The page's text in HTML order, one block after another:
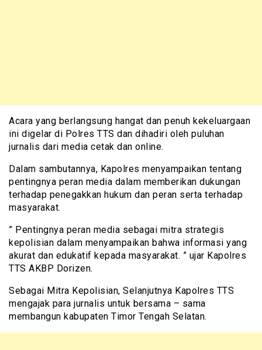
Acara yang berlangsung hangat dan penuh kekeluargaan
ini digelar di Polres TTS dan dihadiri oleh puluhan
jurnalis dari media cetak dan online.
Dalam sambutannya, Kapolres menyampaikan tentang
pentingnya peran media dalam memberikan dukungan
terhadap penegakkan hukum dan peran serta terhadap
masyarakat.
” Pentingnya peran media sebagai mitra strategis
kepolisian dalam menyampaikan bahwa informasi yang
akurat dan edukatif kepada masyarakat. ” ujar Kapolres
TTS AKBP Dorizen.
Sebagai Mitra Kepolisian, Selanjutnya Kapolres TTS
mengajak para jurnalis untuk bersama – sama
membangun kabupaten Timor Tengah Selatan.